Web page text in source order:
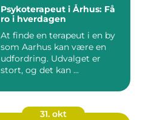
Psykoterapeut i Århus: Få
ro i hverdagen
At finde en terapeut i en by
som Aarhus kan være en
udfordring. Udvalget er
stort, og det kan ...
31. okt